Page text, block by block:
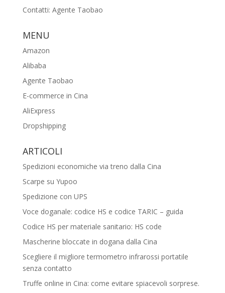
Contatti: Agente Taobao
MENU
Amazon
Alibaba
Agente Taobao
E-commerce in Cina
AliExpress
Dropshipping
ARTICOLI
Spedizioni economiche via treno dalla Cina
Scarpe su Yupoo
Spedizione con UPS
Voce doganale: codice HS e codice TARIC – guida
Codice HS per materiale sanitario: HS code
Mascherine bloccate in dogana dalla Cina
Scegliere il migliore termometro infrarossi portatile
senza contatto
Truffe online in Cina: come evitare spiacevoli sorprese.